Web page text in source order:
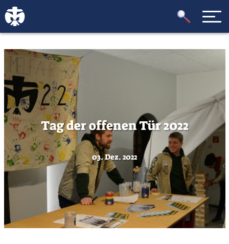
Tag der offenen Tür 2022
03. Dez. 2022